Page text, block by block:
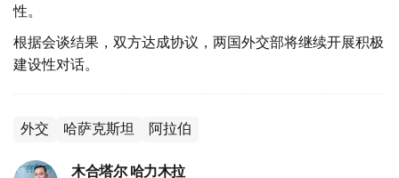
性。
根据会谈结果，双方达成协议，两国外交部将继续开展积极
建设性对话。
外交 哈萨克斯坦 阿拉伯
木合塔尔 哈力木拉